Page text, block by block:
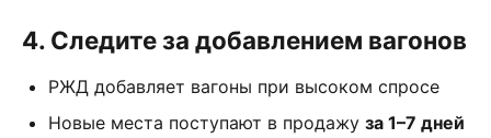
4. Следите за добавлением вагонов
РЖД добавляет вагоны при высоком спросе
Новые места поступают в продажу за 1–7 дней